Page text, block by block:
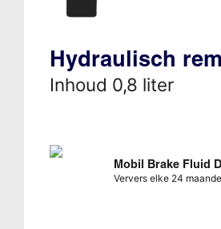
Hydraulisch
Inhoud 0,8 liter
Mobil Brake Fluid
Ververs elke 24